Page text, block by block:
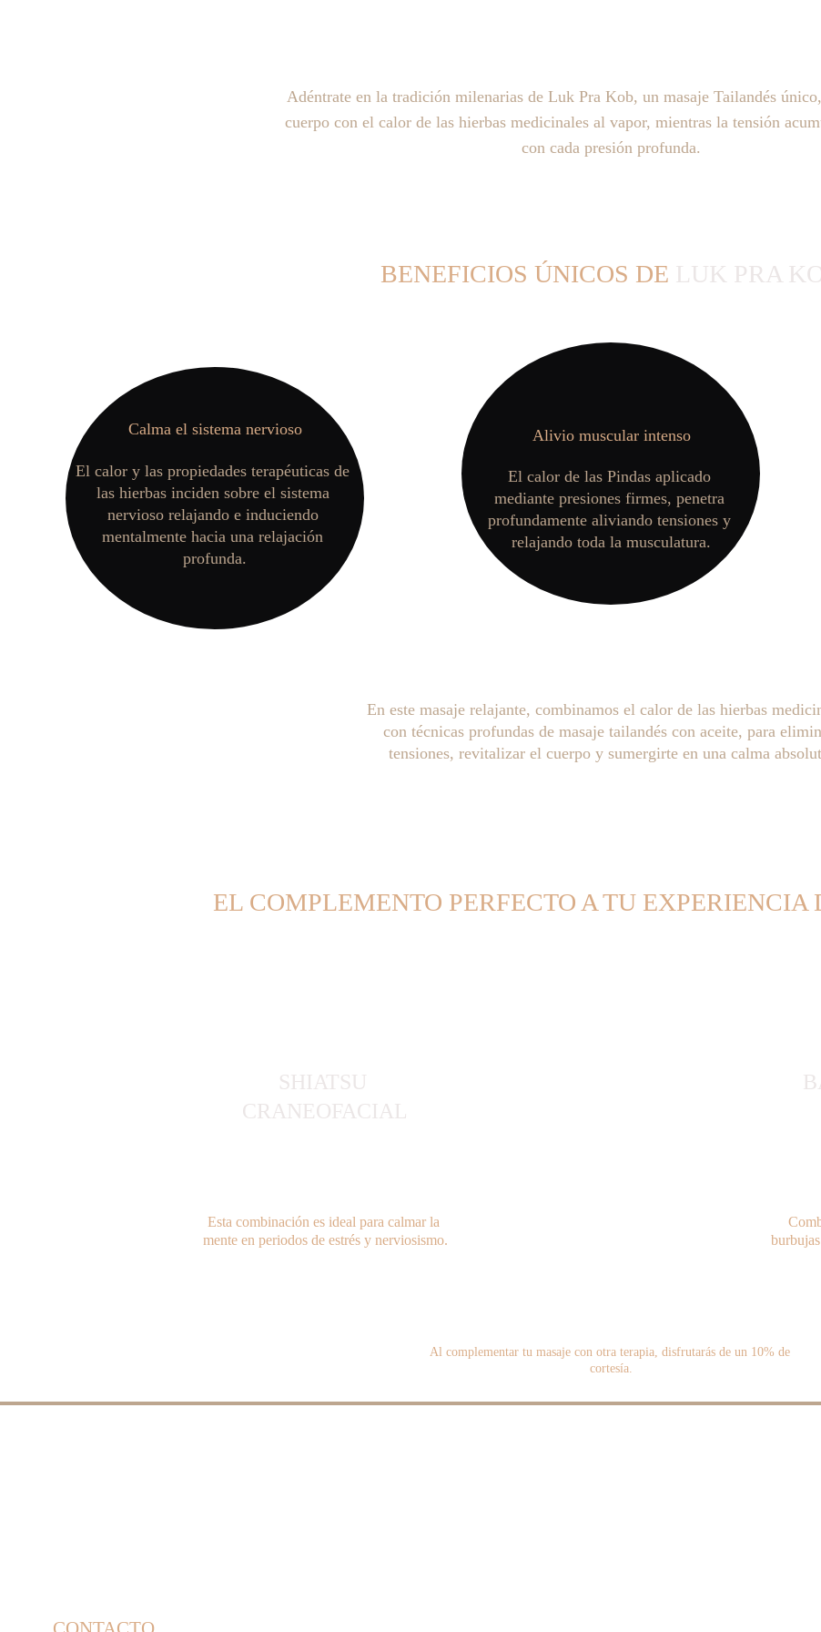
Adéntrate en la tradición milenarias de Luk Pra Kob, un masaje Tailandés único
cuerpo con el calor de las hierbas medicinales al vapor, mientras la tensión
con cada presión profunda.
En este masaje relajante, combinamos el calor de las hierbas
con técnicas profundas de masaje tailandés con aceite, para
tensiones, revitalizar el cuerpo y sumergirte en una calma
BENEFICIOS ÚNICOS DE LUK PRA
Calma el sistema nervioso
Alivio muscular intenso
El calor y las propiedades terapéuticas de
las hierbas inciden sobre el sistema
nervioso relajando e induciendo
mentalmente hacia una relajación
profunda.
El calor de las Pindas aplicado
mediante presiones firmes, penetra
profundamente aliviando tensiones y
relajando toda la musculatura.
EL COMPLEMENTO PERFECTO A TU EXPERIENCIA
Al complementar tu masaje con otra terapia, disfrutarás de un 10% de
cortesía.
Esta combinación es ideal para calmar la
mente en periodos de estrés y nerviosismo.
SHIATSU
CRANEOFACIAL